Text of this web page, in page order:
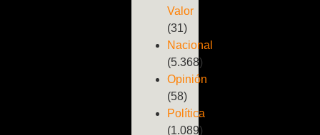
Valor
(31)
Nacional
(5.368)
Opinión
(58)
Política
(1.089)